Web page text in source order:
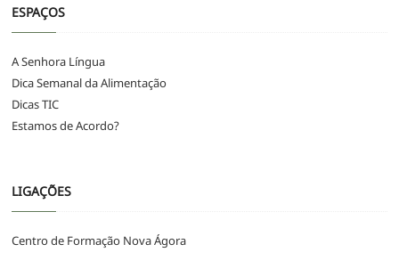
ESPAÇOS
A Senhora Língua
Dica Semanal da Alimentação
Dicas TIC
Estamos de Acordo?
LIGAÇÕES
Centro de Formação Nova Ágora